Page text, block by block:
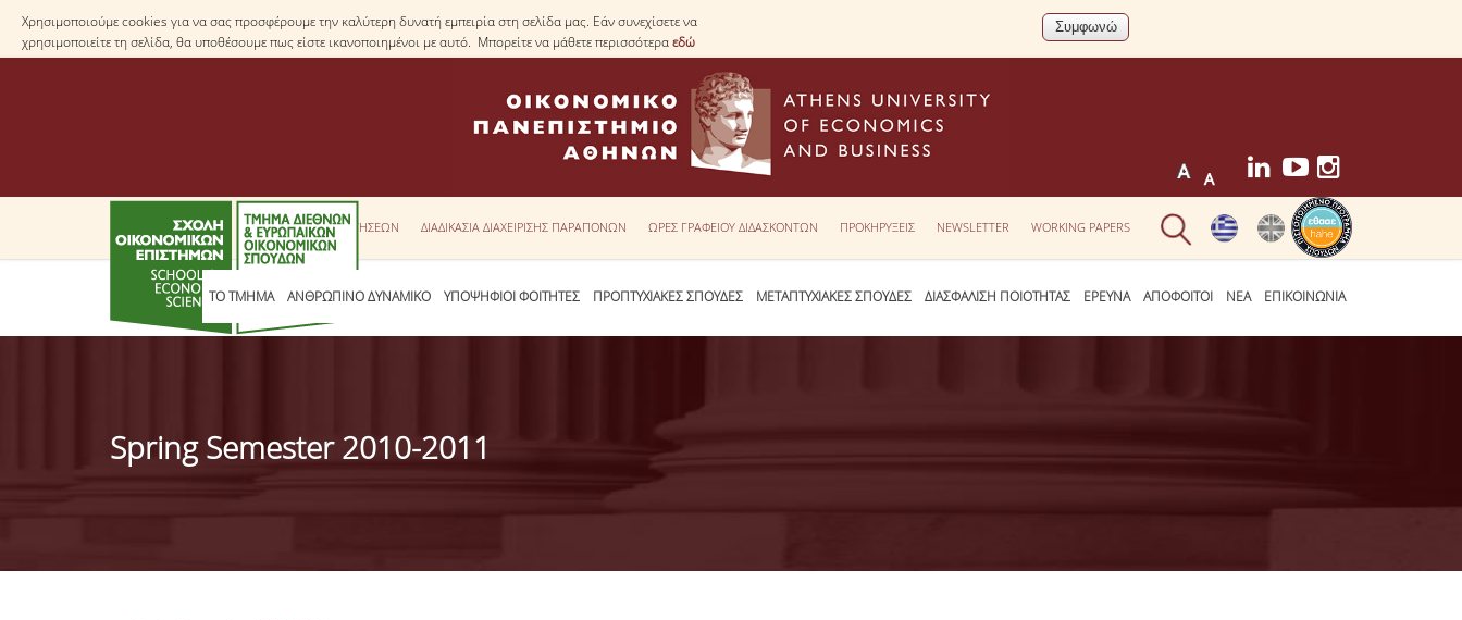
Χρησιμοποιούμε cookies για να σας προσφέρουμε την καλύτερη δυνατή εμπειρία στη σελίδα μας. Εάν συνεχίσετε να
χρησιμοποιείτε τη σελίδα, θα υποθέσουμε πως είστε ικανοποιημένοι με αυτό. Μπορείτε να μάθετε περισσότεραεδώ
ΕΝΤΥΠΑ ΑΙΤΗΣΕΩΝ ΔΙΑΔΙΚΑΣΙΑ ΔΙΑΧΕΙΡΙΣΗΣ ΠΑΡΑΠΟΝΩΝ ΩΡΕΣ ΓΡΑΦΕΙΟΥ ΔΙΔΑΣΚΟΝΤΩΝ ΠΡΟΚΗΡΥΞΕΙΣ NEWSLETTER WORKING PAPERS
ΤΟ ΤΜΗΜΑ ΑΝΘΡΩΠΙΝΟ ΔΥΝΑΜΙΚΟ ΥΠΟΨΗΦΙΟΙ ΦΟΙΤΗΤΕΣ ΠΡΟΠΤΥΧΙΑΚΕΣ ΣΠΟΥΔΕΣ ΜΕΤΑΠΤΥΧΙΑΚΕΣ ΣΠΟΥΔΕΣ ΔΙΑΣΦΑΛΙΣΗ ΠΟΙΟΤΗΤΑΣ ΕΡΕΥΝΑ ΑΠΟΦΟΙΤΟΙ ΝΕΑ ΕΠΙΚΟΙΝΩΝΙΑ
Spring Semester 2010-2011